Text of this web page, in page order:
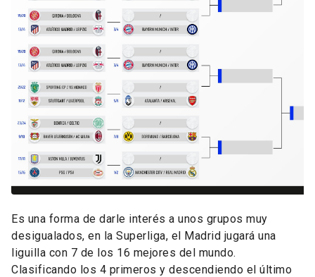
Es una forma de darle interés a unos grupos muy
desigualados, en la Superliga, el Madrid jugará una
liguilla con 7 de los 16 mejores del mundo.
Clasificando los 4 primeros y descendiendo el último